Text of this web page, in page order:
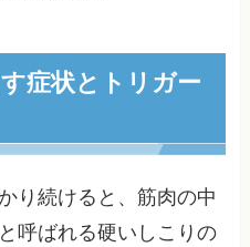
症状とトリガー
り続けると、筋肉の中
呼ばれる硬いしこりの